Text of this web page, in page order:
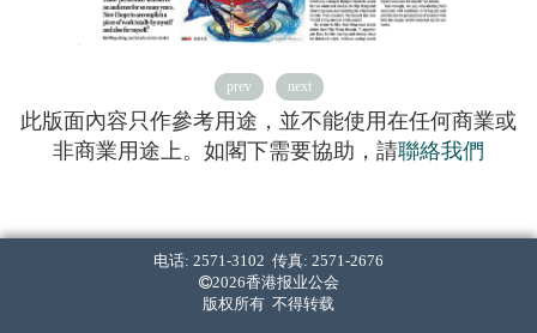
prev next
此版面內容只作參考用途，並不能使用在任何商業或
非商業用途上。如閣下需要協助，請聯絡我們
电话: 2571-3102 传真: 2571-2676
2026香港报业公会
版权所有 不得转载